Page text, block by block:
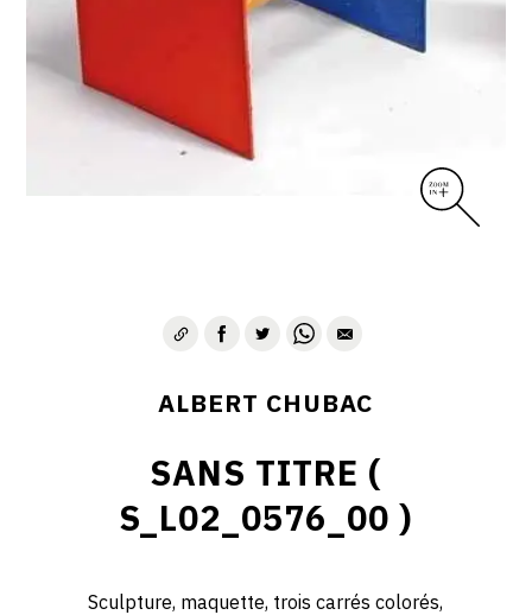
ALBERT CHUBAC
SANS TITRE (
S_L02_0576_00 )
Sculpture, maquette, trois carrés colorés,